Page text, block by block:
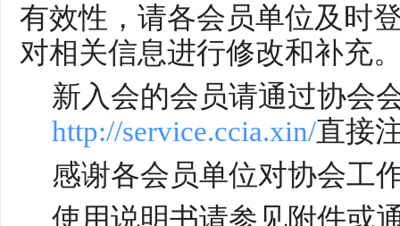
有效性，请各会员单位及时
对相关信息进行修改和补充
新入会的会员请通过协会
http://service.ccia.xin/直接
感谢各会员单位对协会工
使用说明书请参见附件或